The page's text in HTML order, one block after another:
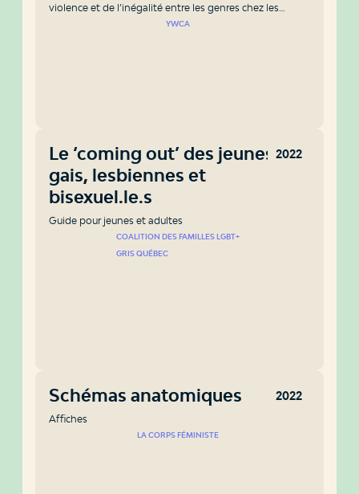
violence et de l’inégalité entre les genres chez les
jeunes et le développement des habiletés sociales.
YWCA
2022
Le ‘coming out’ des jeunes
gais, lesbiennes et
bisexuel.le.s
Guide pour jeunes et adultes
COALITION DES FAMILLES LGBT+
GRIS QUÉBEC
2022
Schémas anatomiques
Affiches
LA CORPS FÉMINISTE